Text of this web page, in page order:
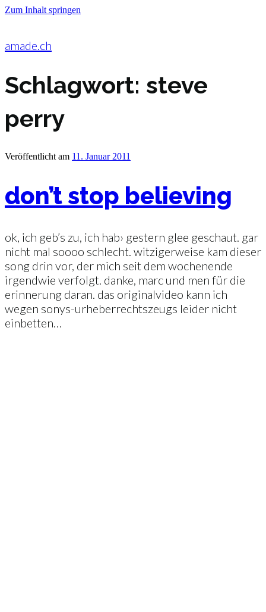
Zum Inhalt springen
amade.ch
Schlagwort: steve
perry
Veröffentlicht am 11. Januar 2011
don’t stop believing
ok, ich geb’s zu, ich hab› gestern glee geschaut. gar
nicht mal soooo schlecht. witzigerweise kam dieser
song drin vor, der mich seit dem wochenende
irgendwie verfolgt. danke, marc und men für die
erinnerung daran. das originalvideo kann ich
wegen sonys-urheberrechtszeugs leider nicht
einbetten…